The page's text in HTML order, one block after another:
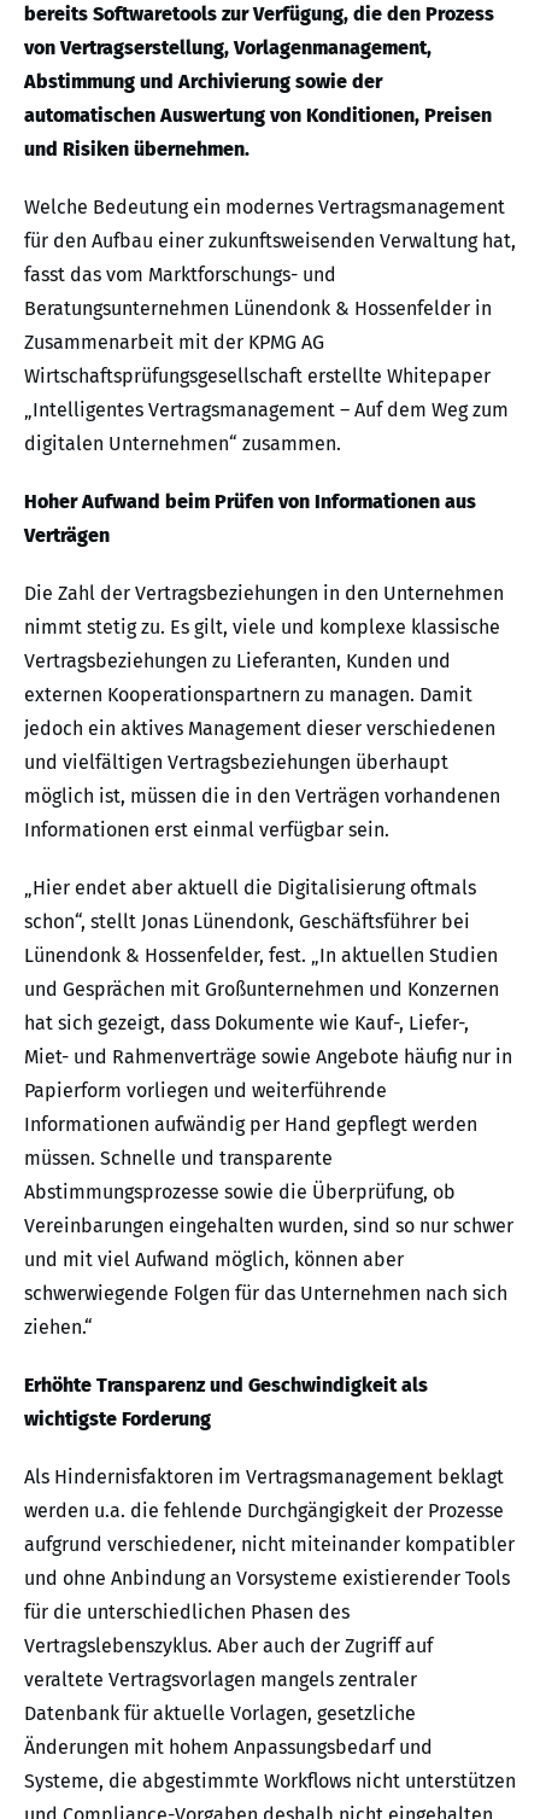
bereits Softwaretools zur Verfügung, die den Prozess
von Vertragserstellung, Vorlagenmanagement,
Abstimmung und Archivierung sowie der
automatischen Auswertung von Konditionen, Preisen
und Risiken übernehmen.
Welche Bedeutung ein modernes Vertragsmanagement
für den Aufbau einer zukunftsweisenden Verwaltung hat,
fasst das vom Marktforschungs- und
Beratungsunternehmen Lünendonk & Hossenfelder in
Zusammenarbeit mit der KPMG AG
Wirtschaftsprüfungsgesellschaft erstellte Whitepaper
„Intelligentes Vertragsmanagement – Auf dem Weg zum
digitalen Unternehmen“ zusammen.
Hoher Aufwand beim Prüfen von Informationen aus
Verträgen
Die Zahl der Vertragsbeziehungen in den Unternehmen
nimmt stetig zu. Es gilt, viele und komplexe klassische
Vertragsbeziehungen zu Lieferanten, Kunden und
externen Kooperationspartnern zu managen. Damit
jedoch ein aktives Management dieser verschiedenen
und vielfältigen Vertragsbeziehungen überhaupt
möglich ist, müssen die in den Verträgen vorhandenen
Informationen erst einmal verfügbar sein.
„Hier endet aber aktuell die Digitalisierung oftmals
schon“, stellt Jonas Lünendonk, Geschäftsführer bei
Lünendonk & Hossenfelder, fest. „In aktuellen Studien
und Gesprächen mit Großunternehmen und Konzernen
hat sich gezeigt, dass Dokumente wie Kauf-, Liefer-,
Miet- und Rahmenverträge sowie Angebote häufig nur in
Papierform vorliegen und weiterführende
Informationen aufwändig per Hand gepflegt werden
müssen. Schnelle und transparente
Abstimmungsprozesse sowie die Überprüfung, ob
Vereinbarungen eingehalten wurden, sind so nur schwer
und mit viel Aufwand möglich, können aber
schwerwiegende Folgen für das Unternehmen nach sich
ziehen.“
Erhöhte Transparenz und Geschwindigkeit als
wichtigste Forderung
Als Hindernisfaktoren im Vertragsmanagement beklagt
werden u.a. die fehlende Durchgängigkeit der Prozesse
aufgrund verschiedener, nicht miteinander kompatibler
und ohne Anbindung an Vorsysteme existierender Tools
für die unterschiedlichen Phasen des
Vertragslebenszyklus. Aber auch der Zugriff auf
veraltete Vertragsvorlagen mangels zentraler
Datenbank für aktuelle Vorlagen, gesetzliche
Änderungen mit hohem Anpassungsbedarf und
Systeme, die abgestimmte Workflows nicht unterstützen
und Compliance-Vorgaben deshalb nicht eingehalten